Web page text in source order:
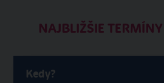
NAJBLIŽŠIE TERMÍNY
Kedy?